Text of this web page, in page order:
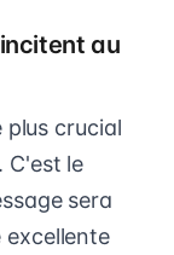
au
plus crucial
C'est le
sera